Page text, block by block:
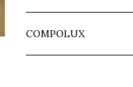
COMPOLUX